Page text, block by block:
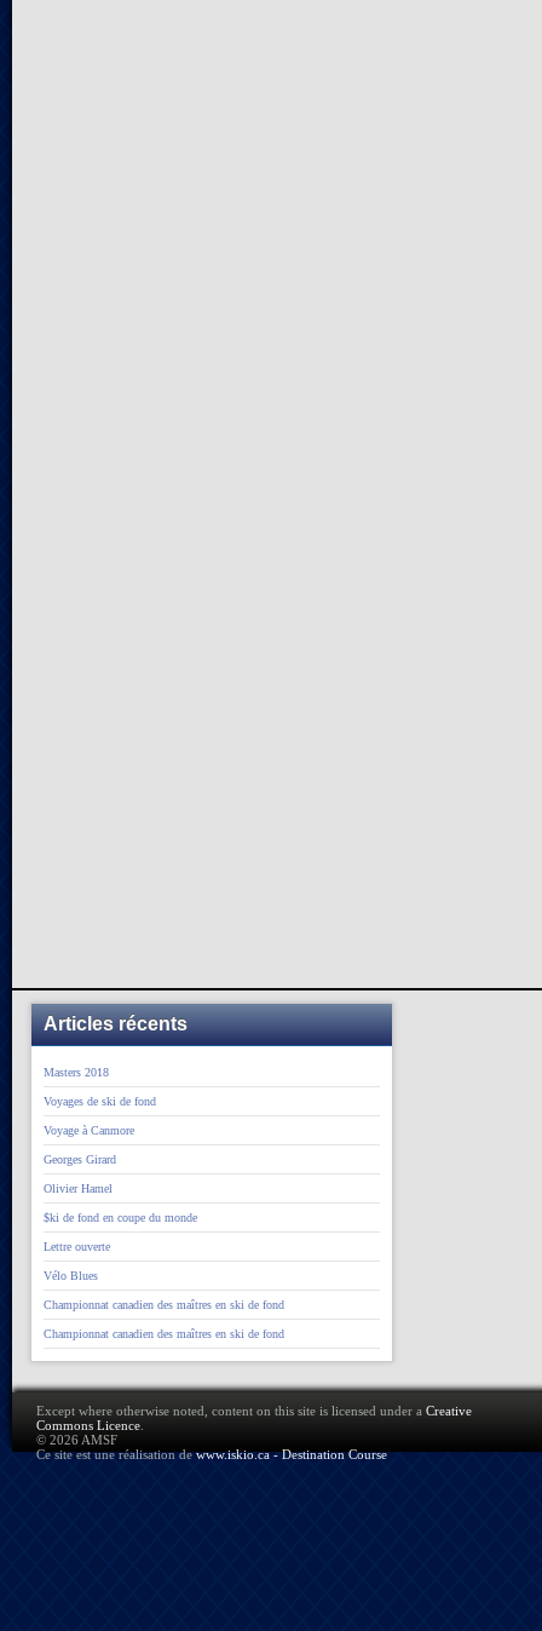
Articles récents
Masters 2018
Voyages de ski de fond
Voyage à Canmore
Georges Girard
Olivier Hamel
$ki de fond en coupe du monde
Lettre ouverte
Vélo Blues
Championnat canadien des maîtres en ski de fond
Championnat canadien des maîtres en ski de fond
Except where otherwise noted, content on this site is licensed under a Creative
Commons Licence
© 2026 AMSF
Ce site est une réalisation dewww.iskio.ca - Destination Course